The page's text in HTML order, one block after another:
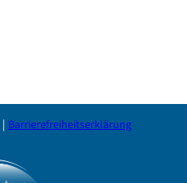
Barrierefreiheitserklärung